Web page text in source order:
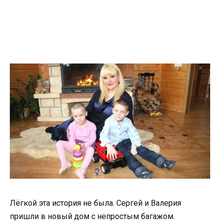
Лёгкой эта история не была. Сергей и Валерия
пришли в новый дом с непростым багажом.